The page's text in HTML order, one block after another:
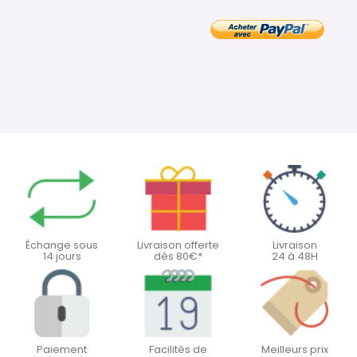
Échange sous
14 jours
Livraison offerte
dès 80€*
Livraison
24 à 48H
Paiement Facilités de Meilleurs prix